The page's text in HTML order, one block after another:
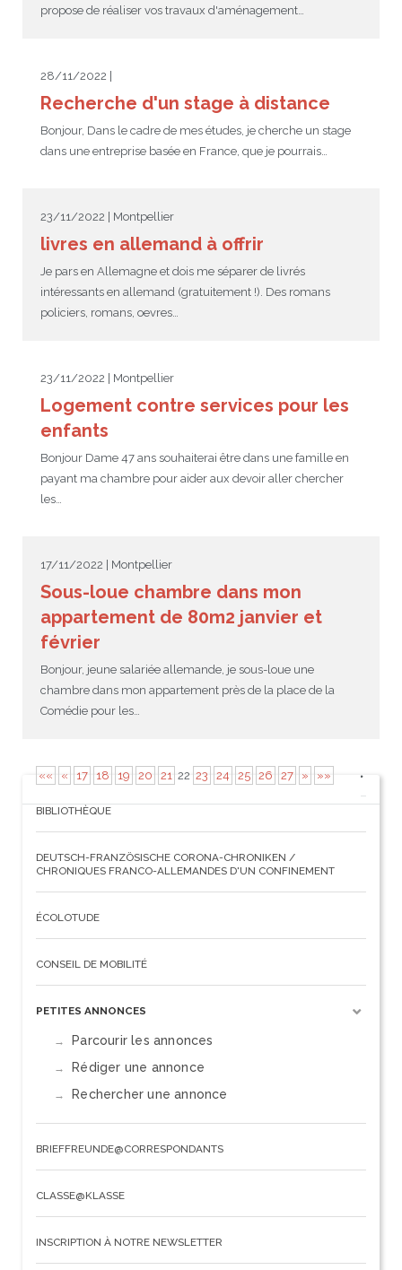
propose de réaliser vos travaux d'aménagement…
28/11/2022 |
Recherche d'un stage à distance
Bonjour, Dans le cadre de mes études, je cherche un stage
dans une entreprise basée en France, que je pourrais…
23/11/2022 | Montpellier
livres en allemand à offrir
Je pars en Allemagne et dois me séparer de livrés
intéressants en allemand (gratuitement !). Des romans
policiers, romans, oevres…
23/11/2022 | Montpellier
Logement contre services pour les
enfants
Bonjour Dame 47 ans souhaiterai être dans une famille en
payant ma chambre pour aider aux devoir aller chercher
les…
17/11/2022 | Montpellier
Sous-loue chambre dans mon
appartement de 80m2 janvier et
février
Bonjour, jeune salariée allemande, je sous-loue une
chambre dans mon appartement près de la place de la
Comédie pour les…
«« « 17 18 19 20 21 22 23 24 25 26 27 » »»
BIBLIOTHÈQUE
DEUTSCH-FRANZÖSISCHE CORONA-CHRONIKEN /
CHRONIQUES FRANCO-ALLEMANDES D'UN CONFINEMENT
ÉCOLOTUDE
CONSEIL DE MOBILITÉ
PETITES ANNONCES
Parcourir les annonces
Rédiger une annonce
Rechercher une annonce
BRIEFFREUNDE@CORRESPONDANTS
CLASSE@KLASSE
INSCRIPTION À NOTRE NEWSLETTER